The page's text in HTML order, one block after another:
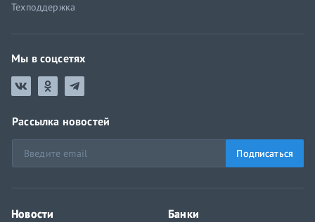
Техподдержка
Мы в соцсетях
Рассылка новостей
Подписаться
Новости Банки